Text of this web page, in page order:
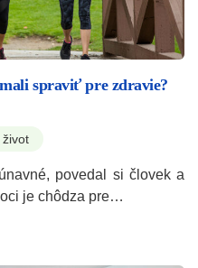
spraviť pre zdravie?
povedal si človek a
je chôdza pre…